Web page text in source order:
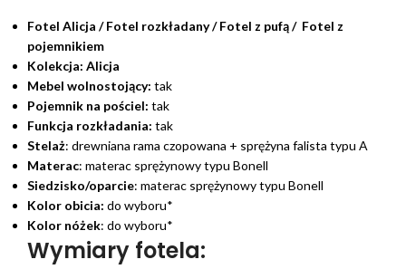
Fotel Alicja / Fotel rozkładany / Fotel z pufą / Fotel z
pojemnikiem
Kolekcja: Alicja
Mebel wolnostojący: tak
Pojemnik na pościel: tak
Funkcja rozkładania: tak
Stelaż: drewniana rama czopowana + sprężyna falista typu A
Materac: materac sprężynowy typu Bonell
Siedzisko/oparcie: materac sprężynowy typu Bonell
Kolor obicia: do wyboru*
Kolor nóżek: do wyboru*
Wymiary fotela: